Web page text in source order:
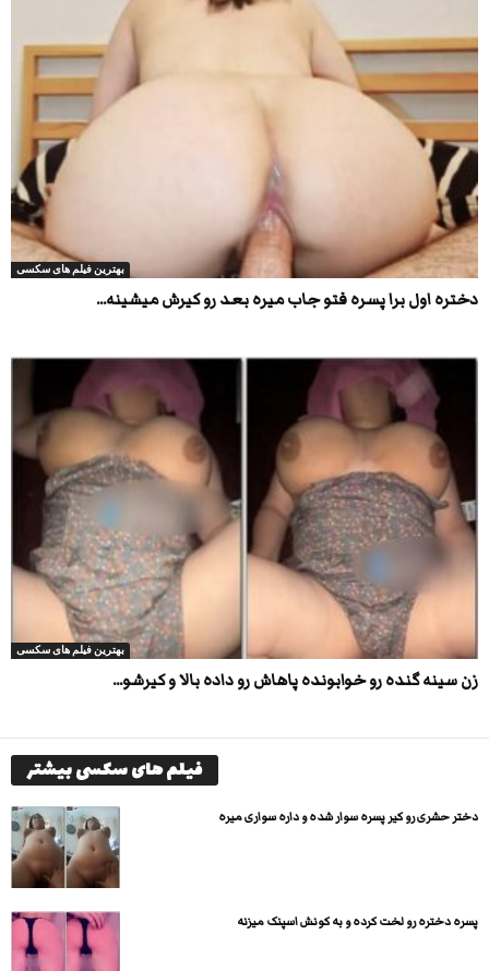
بهترین فیلم های سکسی
دختره اول برا پسره فتو جاب میره بعد رو کیرش میشینه...
بهترین فیلم های سکسی
زن سینه گنده رو خوابونده پاهاش رو داده بالا و کیرشو...
فیلم های سکسی بیشتر
دختر حشری رو کیر پسره سوار شده و داره سواری میره
پسره دختره رو لخت کرده و به کونش اسپنک میزنه